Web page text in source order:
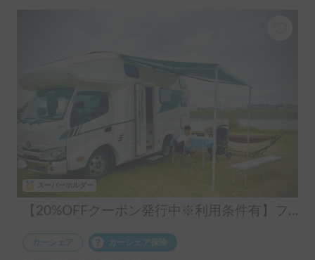
【20%OFFクーポン発行中※利用条件有】フル装備！まるで動くワンルーム🏠️LIBERTY52DB | 新車/充実の電気容量/エアコン・ヒーター・床暖で年中快適/ペット大歓迎/受渡し場所多数/キャンピングカー/レンタル/レンタカー
カーシェア カーシェア保険